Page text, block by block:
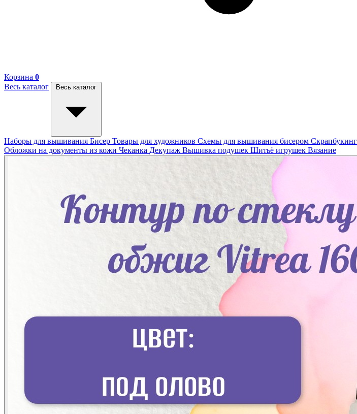
Корзина 0
Весь каталог
Весь каталог
Наборы для вышивания Бисер Товары для художников Схемы для вышивания бисером Скрапбукинг
Обложки на документы из кожи Чеканка Декупаж Вышивка подушек Шитьё игрушек Вязание